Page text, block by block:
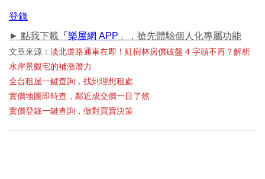
登錄
► 點我下載 「 樂屋網 APP 」，搶先體驗個人化專屬功能
文章來源： 淡北道路通車在即！紅樹林房價破盤 4 字頭不再？解析
水岸景觀宅的補漲潛力
全台租屋一鍵查詢，找到理想租處
實價地圖即時查，鄰近成交價一目了然
實價登錄一鍵查詢，做對買賣決策